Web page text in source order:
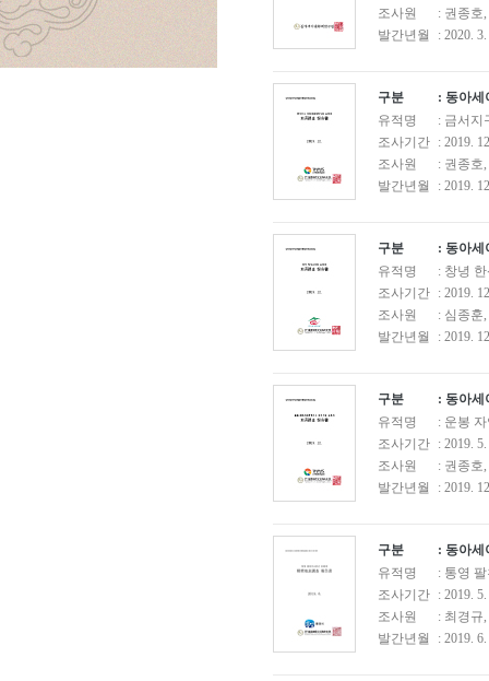
조사원
: 권종호
발간년월
: 2020. 3.
구분
: 동아세
유적명
: 금서지
조사기간 : 2019.
조사원
: 권종호
발간년월
: 2019.
구분
: 동아세
유적명
: 창녕
조사기간 : 2019.
조사원
: 심종훈
발간년월
: 2019.
구분
: 동아세
유적명
: 운봉
조사기간 : 2019.
조사원
: 권종호
발간년월
: 2019.
구분
: 동아세
유적명
: 통영
조사기간 : 2019.
조사원
: 최경규
발간년월
: 2019. 6.